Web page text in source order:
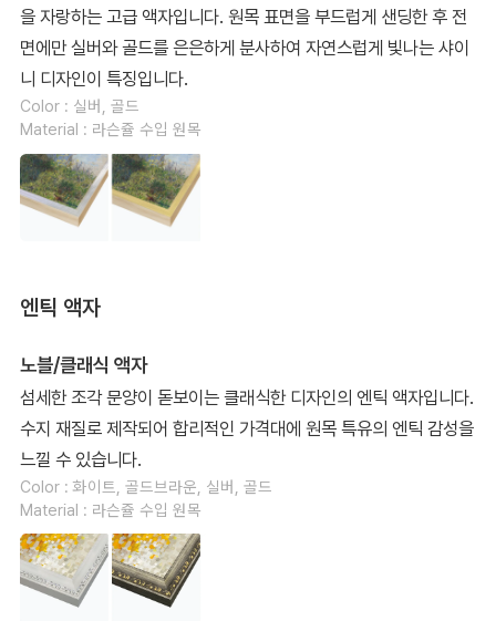
을 자랑하는 고급 액자입니다. 원목 표면을 부드럽게 샌딩한 후 전
면에만 실버와 골드를 은은하게 분사하여 자연스럽게 빛나는 샤이
니 디자인이 특징입니다.
Color : 실버, 골드
Material : 라슨쥴 수입 원목
엔틱 액자
노블/클래식 액자
섬세한 조각 문양이 돋보이는 클래식한 디자인의 엔틱 액자입니다.
수지 재질로 제작되어 합리적인 가격대에 원목 특유의 엔틱 감성을
느낄 수 있습니다.
Color : 화이트, 골드브라운, 실버, 골드
Material : 라슨쥴 수입 원목